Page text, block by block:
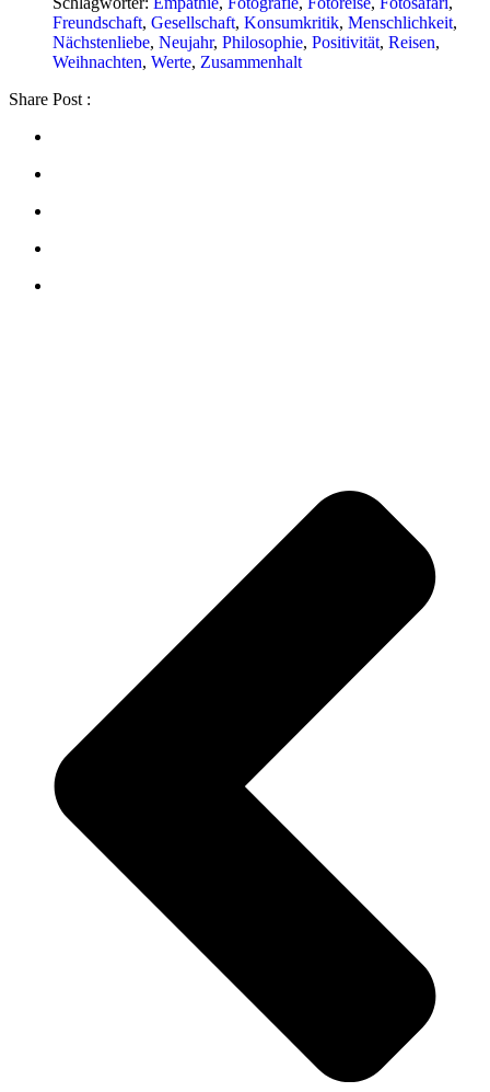
Freundschaft, Gesellschaft, Konsumkritik, Menschlichkeit,
Nächstenliebe, Neujahr, Philosophie, Positivität, Reisen,
Weihnachten, Werte, Zusammenhalt
Share Post :